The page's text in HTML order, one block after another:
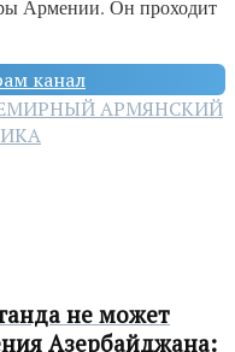
Армении. Он проходит
канал
АРМЯНСКИЙ
не может
Азербайджана: